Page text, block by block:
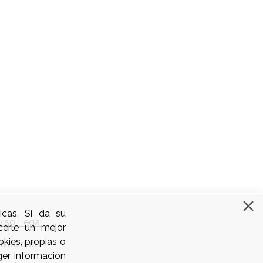
Legal
Si da su
un mejor
propias o
información